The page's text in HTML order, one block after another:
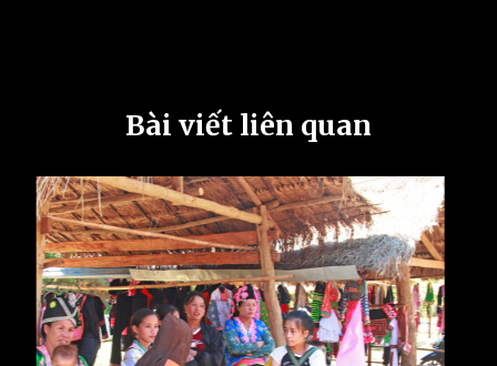
Bài viết liên quan